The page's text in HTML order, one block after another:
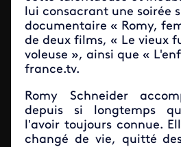
lui consacrant une soirée
documentaire « Romy,
de deux films, « Le vieux
voleuse », ainsi que «
france.tv.
Romy Schneider
depuis si longtemps
l’avoir toujours connue.
changé de vie, quitté